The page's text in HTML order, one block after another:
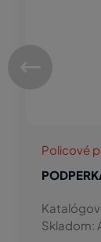
Policové
Skladom: